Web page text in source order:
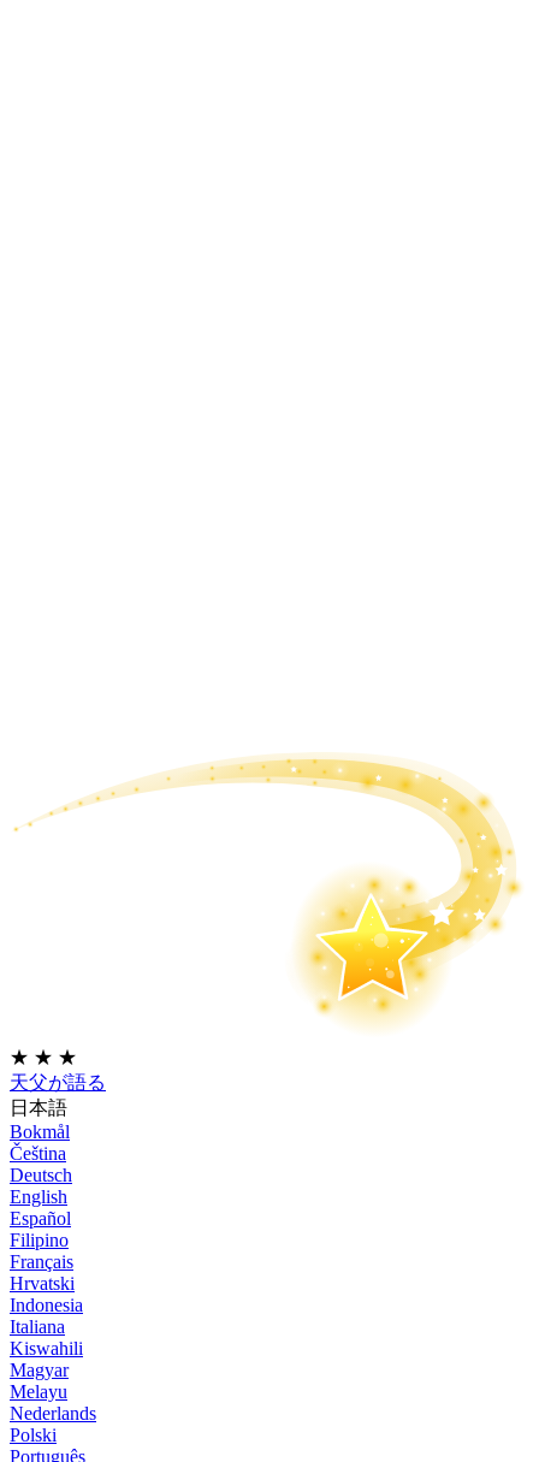
★ ★ ★
天父が語る
日本語
Bokmål
Čeština
Deutsch
English
Español
Filipino
Français
Hrvatski
Indonesia
Italiana
Kiswahili
Magyar
Melayu
Nederlands
Polski
Português